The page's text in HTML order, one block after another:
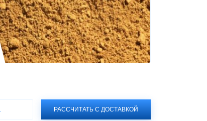
РАССЧИТАТЬ С ДОСТАВКОЙ